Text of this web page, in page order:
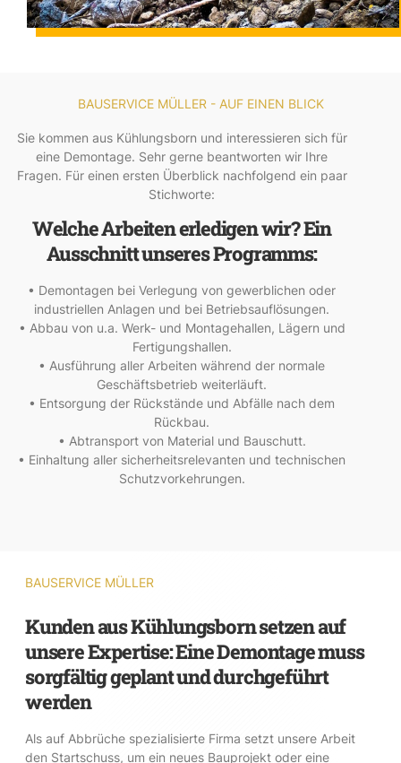
BAUSERVICE MÜLLER - AUF EINEN BLICK
Sie kommen aus Kühlungsborn und interessieren sich für
eine Demontage. Sehr gerne beantworten wir Ihre
Fragen. Für einen ersten Überblick nachfolgend ein paar
Stichworte:
Welche Arbeiten erledigen wir? Ein
Ausschnitt unseres Programms:
• Demontagen bei Verlegung von gewerblichen oder
industriellen Anlagen und bei Betriebsauflösungen.
• Abbau von u.a. Werk- und Montagehallen, Lägern und
Fertigungshallen.
• Ausführung aller Arbeiten während der normale
Geschäftsbetrieb weiterläuft.
• Entsorgung der Rückstände und Abfälle nach dem
Rückbau.
• Abtransport von Material und Bauschutt.
• Einhaltung aller sicherheitsrelevanten und technischen
Schutzvorkehrungen.
BAUSERVICE MÜLLER
Kunden aus Kühlungsborn setzen auf
unsere Expertise: Eine Demontage muss
sorgfältig geplant und durchgeführt
werden
Als auf Abbrüche spezialisierte Firma setzt unsere Arbeit
den Startschuss, um ein neues Bauprojekt oder eine